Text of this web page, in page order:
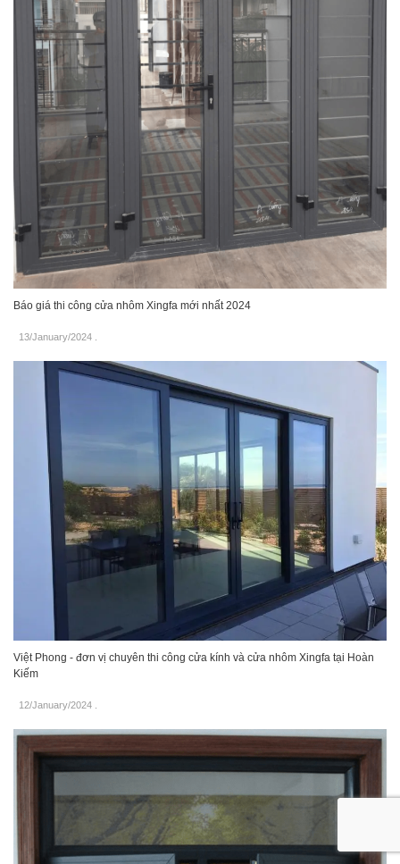
Báo giá thi công cửa nhôm Xingfa mới nhất 2024
13/January/2024
Việt Phong - đơn vị chuyên thi công cửa kính và cửa nhôm Xingfa tại Hoàn
Kiếm
12/January/2024